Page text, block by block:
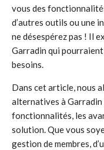
vous des
d’autres outils ou une
ne désespérez pas ! Il
Garradin qui
besoins.
Dans cet article, nous
alternatives à Garradin
fonctionnalités, les
solution. Que vous
gestion de membres,